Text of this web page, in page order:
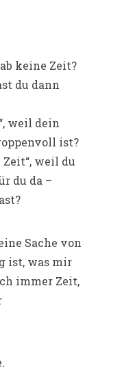
keine Zeit?
du dann
weil dein
ist?
Zeit“, weil du
du da –
Sache von
ist, was mir
immer Zeit,